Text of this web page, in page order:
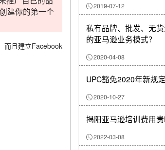
建你的第一个
而且建立Facebook
2019-07-12
私有品牌、批发、无
的亚马逊业务模式？
2020-04-08
UPC豁免2020年新规
2020-10-27
揭阳亚马逊培训费用
2022-03-08